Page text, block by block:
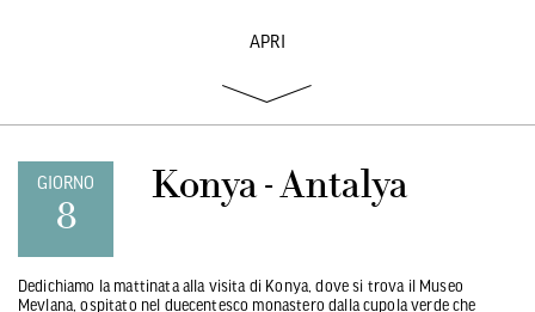
APRI
GIORNO
8
Konya - Antalya
Dedichiamo la mattinata alla visita di Konya, dove si trova il Museo
Mevlana, ospitato nel duecentesco monastero dalla cupola verde che